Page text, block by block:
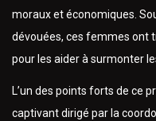
moraux et économiques.
dévouées, ces femmes ont
pour les aider à surmonter
L’un des points forts de ce
captivant dirigé par la